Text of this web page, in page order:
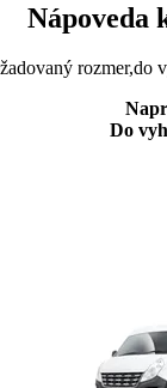
Nápoveda
rozmer,do
Do